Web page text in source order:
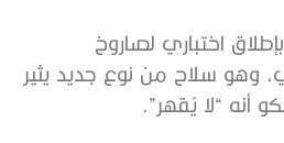
اختباري لصاروخ
وهو سلاح من نوع جديد يثير
أنه “لا يُقهر”.